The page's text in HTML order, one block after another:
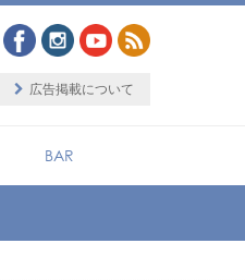
広告掲載について
BAR